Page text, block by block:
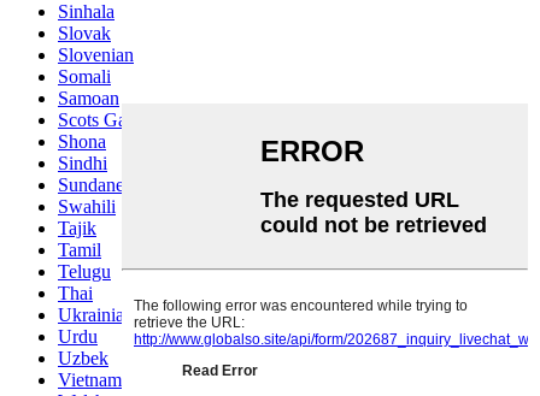
Sinhala
Slovak
Slovenian
Somali
Samoan
Scots Gaelic
Shona
Sindhi
Sundanese
Swahili
Tajik
Tamil
Telugu
Thai
Ukrainian
Urdu
Uzbek
Vietnamese